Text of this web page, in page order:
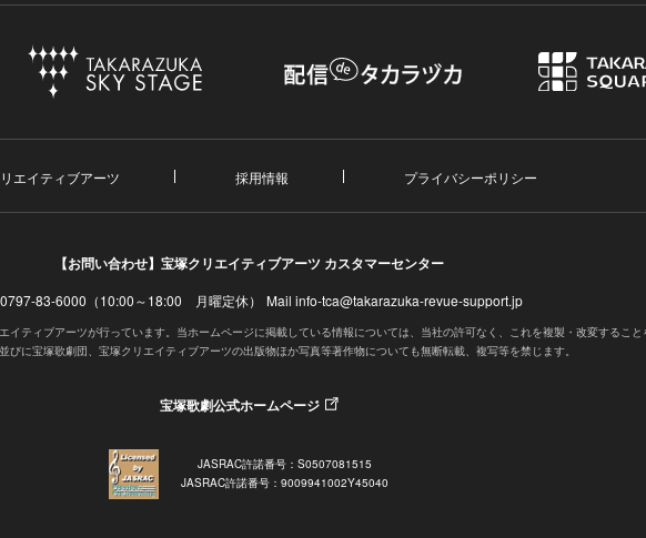
エイティブアーツ 採用情報 プライバシーポリシー
【お問い合わせ】 宝塚クリエイティブアーツ カスタマーセンター
83-6000（10:00～18:00 月曜定休） Mail info-tca@takarazuka-revue-support.jp
ティブアーツが行っています。当ホームページに掲載している情報については、当社の許可なく、これを複製・改変すること
びに宝塚歌劇団、宝塚クリエイティブアーツの出版物ほか写真等著作物についても無断転載、複写等を禁じます。
宝塚歌劇公式ホームページ
JASRAC許諾番号：S0507081515
JASRAC許諾番号：9009941002Y45040